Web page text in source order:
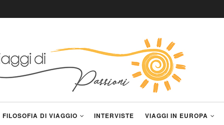
FILOSOFIA DI VIAGGIO INTERVISTE VIAGGI IN EUROPA